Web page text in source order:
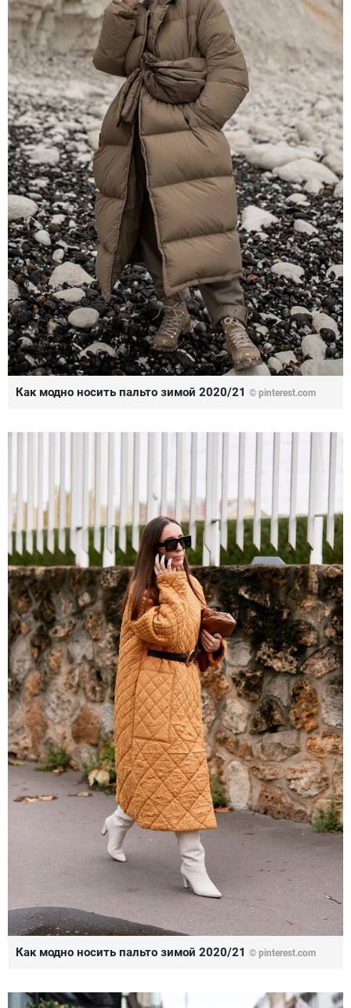
Как модно носить пальто зимой 2020/21 © pinterest.com
Как модно носить пальто зимой 2020/21 © pinterest.com